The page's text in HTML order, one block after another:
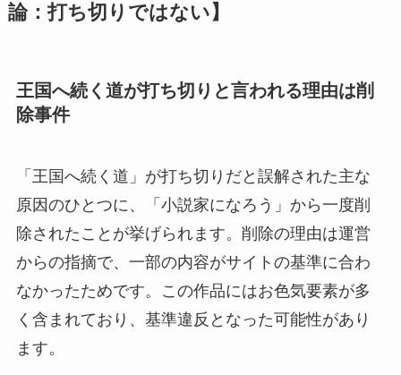
論：打ち切りではない】
王国へ続く道が打ち切りと言われる理由は削
除事件
「王国へ続く道」が打ち切りだと誤解された主な
原因のひとつに、「小説家になろう」から一度削
除されたことが挙げられます。削除の理由は運営
からの指摘で、一部の内容がサイトの基準に合わ
なかったためです。この作品にはお色気要素が多
く含まれており、基準違反となった可能性があり
ます。